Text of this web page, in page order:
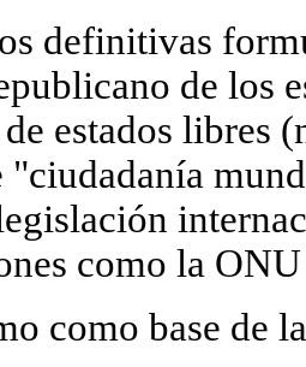
definitivas
de los
estados libres
"ciudadanía
como la
como base de